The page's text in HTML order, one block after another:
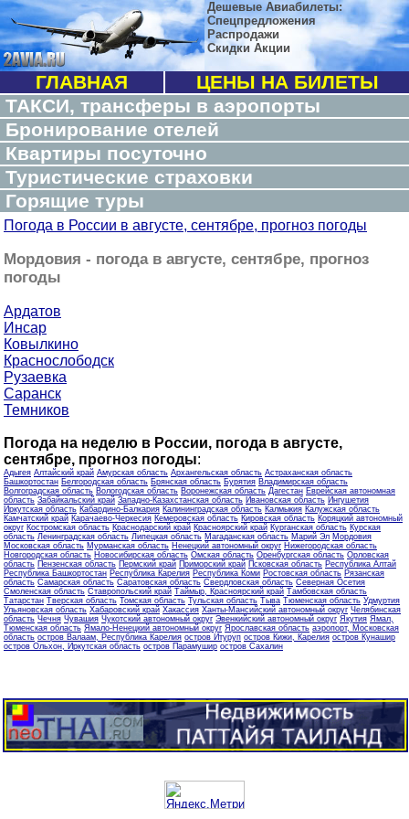
Дешевые Авиабилеты:
Спецпредложения
Распродажи
Скидки Акции
ГЛАВНАЯ
ЦЕНЫ НА БИЛЕТЫ
ТАКСИ, трансферы в аэропорты
Бронирование отелей
Квартиры посуточно
Туристические страховки
Горящие туры
Погода в России в августе, сентябре, прогноз погоды
Мордовия - погода в августе, сентябре, прогноз
погоды
Ардатов
Инсар
Ковылкино
Краснослободск
Рузаевка
Саранск
Темников
Погода на неделю в России, погода в августе,
сентябре, прогноз погоды:
Адыгея Алтайский край Амурская область Архангельская область Астраханская область
Башкортостан Белгородская область Брянская область Бурятия Владимирская область
Волгоградская область Вологодская область Воронежская область Дагестан Еврейская автономная
область Забайкальский край Западно-Казахстанская область Ивановская область Ингушетия
Иркутская область Кабардино-Балкария Калининградская область Калмыкия Калужская область
Камчатский край Карачаево-Черкесия Кемеровская область Кировская область Коряцкий автономный
округ Костромская область Краснодарский край Красноярский край Курганская область Курская
область Ленинградская область Липецкая область Магаданская область Марий Эл Мордовия
Московская область Мурманская область Ненецкий автономный округ Нижегородская область
Новгородская область Новосибирская область Омская область Оренбургская область Орловская
область Пензенская область Пермский край Приморский край Псковская область Республика Алтай
Республика Башкортостан Республика Карелия Республика Коми Ростовская область Рязанская
область Самарская область Саратовская область Свердловская область Северная Осетия
Смоленская область Ставропольский край Таймыр, Красноярский край Тамбовская область
Татарстан Тверская область Томская область Тульская область Тыва Тюменская область Удмуртия
Ульяновская область Хабаровский край Хакассия Ханты-Мансийский автономный округ Челябинская
область Чечня Чувашия Чукотский автономный округ Эвенкийский автономный округ Якутия Ямал,
Тюменская область Ямало-Ненецкий автономный округ Ярославская область аэропорт, Московская
область остров Валаам, Республика Карелия остров Итуруп остров Кижи, Карелия остров Кунашир
остров Ольхон, Иркутская область остров Парамушир остров Сахалин